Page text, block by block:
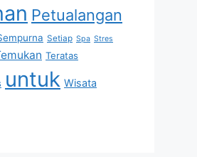
Petualangan
Setiap Spa Stres
Teratas
untuk Wisata